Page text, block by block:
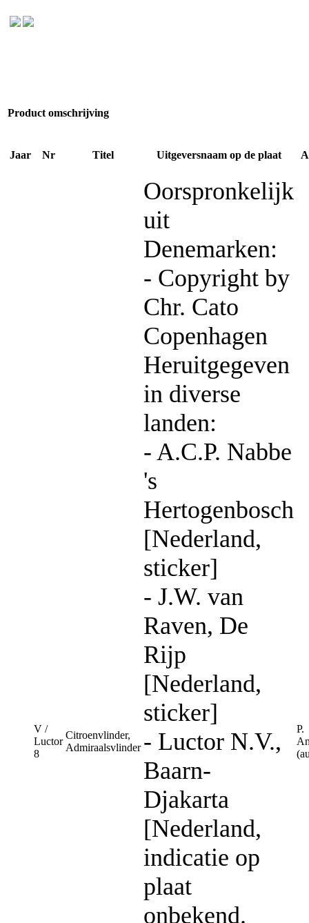
Product omschrijving
Jaar Nr Titel Uitgeversnaam op de plaat
V /
Luctor
8
Citroenvlinder,
Admiraalsvlinder
Oorspronkelijk
uit
Denemarken:
- Copyright by
Chr. Cato
Copenhagen
Heruitgegeven
in diverse
landen:
- A.C.P. Nabbe
's
Hertogenbosch
[Nederland,
sticker]
- J.W. van
Raven, De
Rijp
[Nederland,
sticker]
- Luctor N.V.,
Baarn-
Djakarta
[Nederland,
indicatie op
plaat
onbekend.
P.